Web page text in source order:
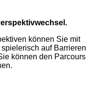
können Sie mit
auf Barrieren
können den Parcours